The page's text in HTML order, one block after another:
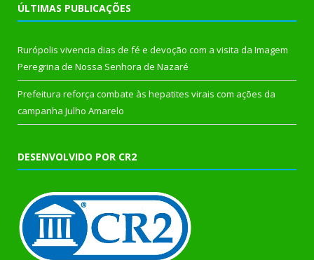
ÚLTIMAS PUBLICAÇÕES
Rurópolis vivencia dias de fé e devoção com a visita da Imagem
Peregrina de Nossa Senhora de Nazaré
Prefeitura reforça combate às hepatites virais com ações da
campanha Julho Amarelo
DESENVOLVIDO POR CR2